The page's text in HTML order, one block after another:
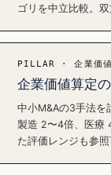
ゴリを中立比較。
PILLAR · 企業価値
企業価値算定
中小M&Aの3手法を
製造 2〜4倍、医療
た評価レンジも参照